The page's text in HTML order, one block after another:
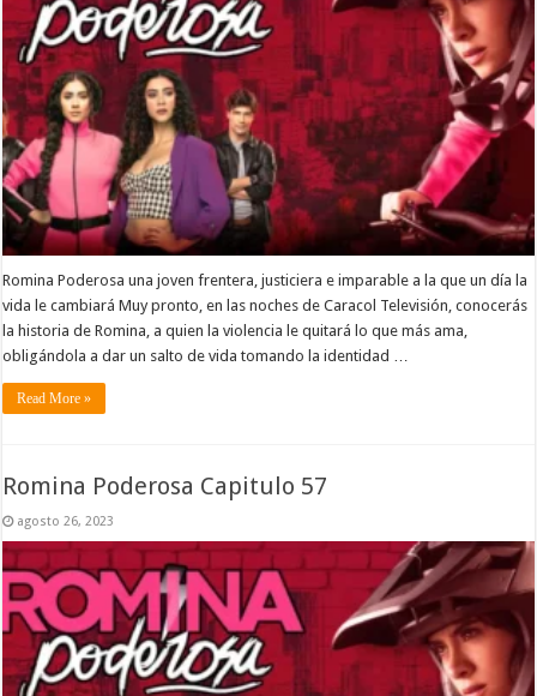
Romina Poderosa una joven frentera, justiciera e imparable a la que un día la
vida le cambiará Muy pronto, en las noches de Caracol Televisión, conocerás
la historia de Romina, a quien la violencia le quitará lo que más ama,
obligándola a dar un salto de vida tomando la identidad …
Read More »
Romina Poderosa Capitulo 57
agosto 26, 2023